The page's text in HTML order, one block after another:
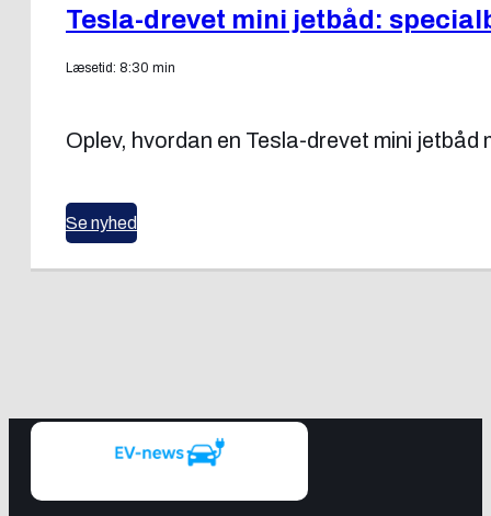
Tesla-drevet mini jetbåd:
Læsetid: 8:30 min
Oplev, hvordan en Tesla-drevet mini
Se nyhed